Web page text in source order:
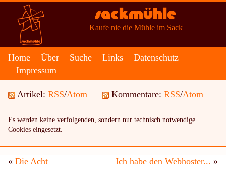
Sackmühle
Kaufe nie die Mühle im Sack
Home Über Suche Links
Datenschutz
Impressum
Artikel: RSS/Atom Kommentare: RSS/Atom
Es werden keine verfolgenden, sondern nur technisch notwendige
Cookies eingesetzt.
« Die Acht Ich habe den Webhoster... »